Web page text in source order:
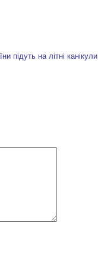
підуть на літні канікули